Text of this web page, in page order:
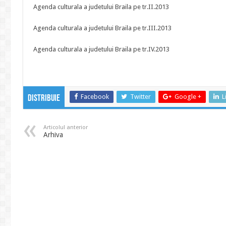
Agenda culturala a judetului Braila pe tr.II.2013
Agenda culturala a judetului Braila pe tr.III.2013
Agenda culturala a judetului Braila pe tr.IV.2013
Distribuie Facebook Twitter Google +
Articolul anterior
Arhiva